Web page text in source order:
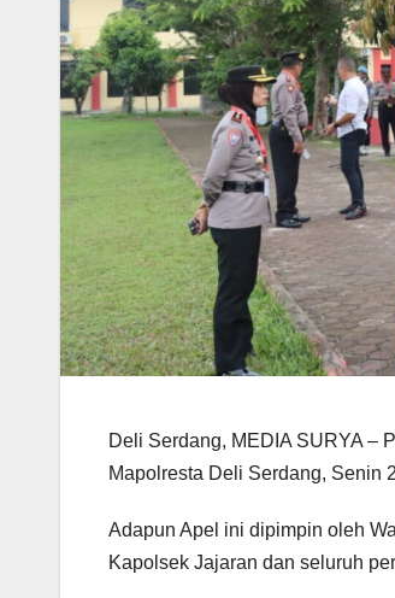
Deli Serdang, MEDIA SURYA –
Mapolresta Deli Serdang, Senin
Adapun Apel ini dipimpin oleh
Kapolsek Jajaran dan seluruh